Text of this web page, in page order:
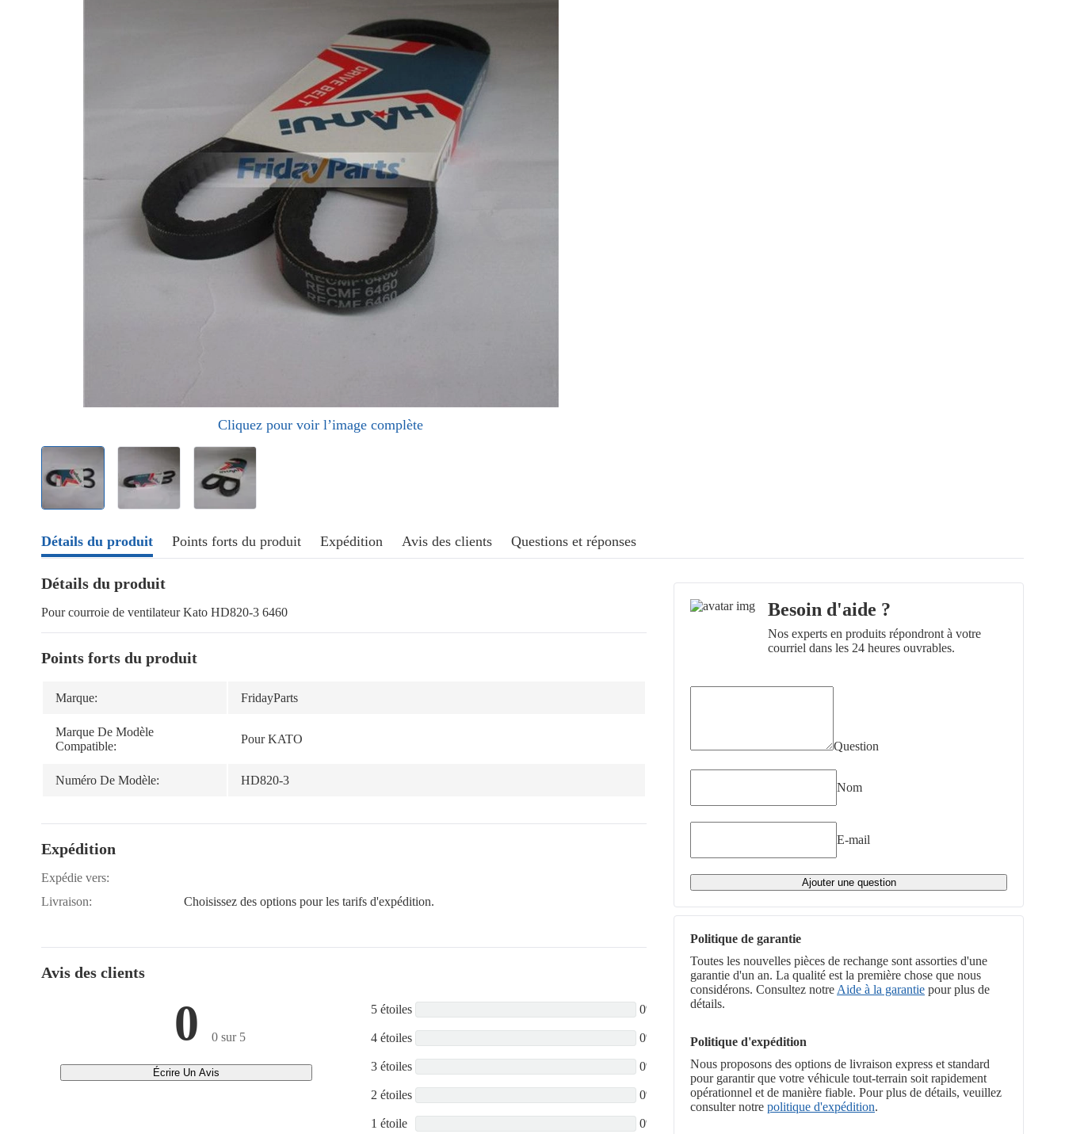
Cliquez pour voir l’image complète
Détails du produit Points forts du produit Expédition Avis des clients Questions et réponses
Détails du produit
Pour courroie de ventilateur Kato HD820-3 6460
Points forts du produit
Marque: FridayParts
Marque De Modèle
Compatible:
Pour KATO
Numéro De Modèle: HD820-3
Expédition
Expédie vers:
Livraison:
Choisissez des options pour les tarifs d'expédition.
Avis des clients
0 0 sur 5
Écrire Un Avis
5 étoiles 0%
4 étoiles 0%
3 étoiles 0%
2 étoiles 0%
1 étoile 0%
Besoin d'aide ?
Nos experts en produits répondront à votre
courriel dans les 24 heures ouvrables.
Question
Nom
E-mail
Ajouter une question
Politique de garantie
Toutes les nouvelles pièces de rechange sont assorties d'une
garantie d'un an. La qualité est la première chose que nous
considérons. Consultez notre Aide à la garantie pour plus de
détails.
Politique d'expédition
Nous proposons des options de livraison express et standard
pour garantir que votre véhicule tout-terrain soit rapidement
opérationnel et de manière fiable. Pour plus de détails, veuillez
consulter notre politique d'expédition.